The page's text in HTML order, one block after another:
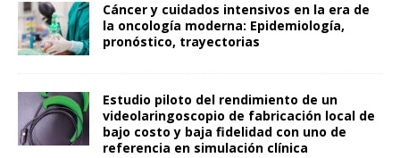
Cáncer y cuidados intensivos en la era de
la oncología moderna: Epidemiología,
pronóstico, trayectorias
Estudio piloto del rendimiento de un
videolaringoscopio de fabricación local de
bajo costo y baja fidelidad con uno de
referencia en simulación clínica